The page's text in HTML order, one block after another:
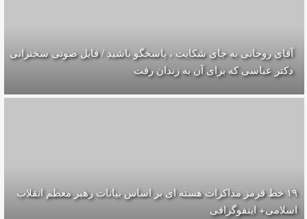
آقای روحانی به جای شکایت ، پاسخگو باشید / فایل صوتی سخنرانی
دکتر عباسی که برای آن به زندان رفت
۱۹ خط قرمز مذاکرات هسته ای بر اساس بیانات رهبر معظم انقلاب
اسلامی+ اینفوگرافی